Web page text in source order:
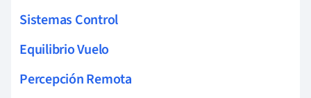
Sistemas Control
Equilibrio Vuelo
Percepción Remota